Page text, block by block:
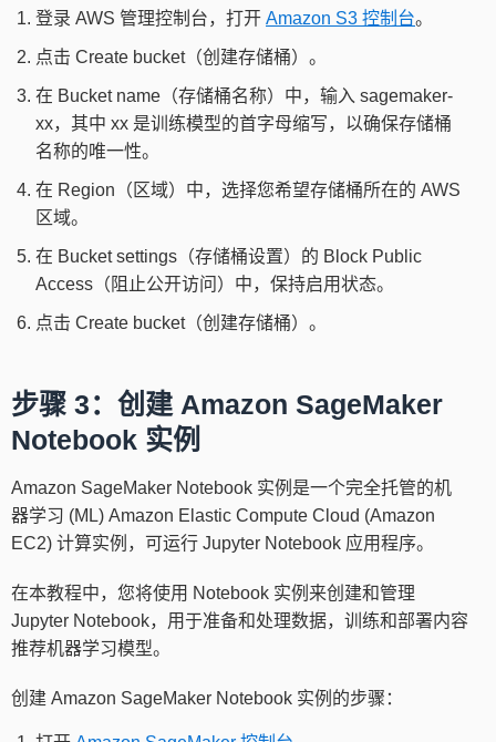
登录 AWS 管理控制台，打开 Amazon S3 控制台。
点击 Create bucket（创建存储桶）。
在 Bucket name（存储桶名称）中，输入 sagemaker-
xx，其中 xx 是训练模型的首字母缩写，以确保存储桶
名称的唯一性。
在 Region（区域）中，选择您希望存储桶所在的 AWS
区域。
在 Bucket settings（存储桶设置）的 Block Public
Access（阻止公开访问）中，保持启用状态。
点击 Create bucket（创建存储桶）。
步骤 3：创建 Amazon SageMaker
Notebook 实例
Amazon SageMaker Notebook 实例是一个完全托管的机
器学习 (ML) Amazon Elastic Compute Cloud (Amazon
EC2) 计算实例，可运行 Jupyter Notebook 应用程序。
在本教程中，您将使用 Notebook 实例来创建和管理
Jupyter Notebook，用于准备和处理数据，训练和部署内容
推荐机器学习模型。
创建 Amazon SageMaker Notebook 实例的步骤：